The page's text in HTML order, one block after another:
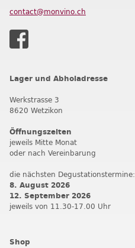
contact@monvino.ch
Lager und Abholadresse
Werkstrasse 3
8620 Wetzikon
Öffnungszeiten
jeweils Mitte Monat
oder nach Vereinbarung
die nächsten Degustationstermine:
8. August 2026
12. September 2026
jeweils von 11.30-17.00 Uhr
Shop